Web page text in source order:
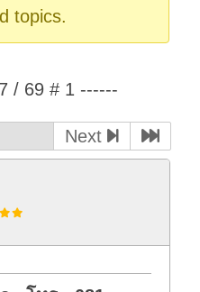
topics.
/ 69 # 1 ------
Next